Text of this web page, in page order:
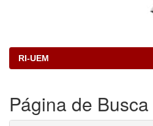
RI-UEM
Página de Busca